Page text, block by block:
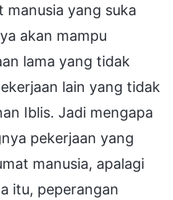
manusia yang suka
akan mampu
lama yang tidak
lain yang tidak
Iblis. Jadi mengapa
pekerjaan yang
manusia, apalagi
itu, peperangan